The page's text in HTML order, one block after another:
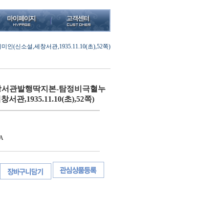
인(신소설,세창서관,1935.11.10(초),52쪽)
관발행딱지본-탐정비극혈누
서관,1935.11.10(초),52쪽)